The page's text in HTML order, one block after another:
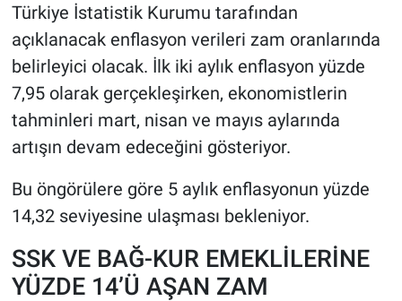
Türkiye İstatistik Kurumu tarafından
açıklanacak enflasyon verileri zam oranlarında
belirleyici olacak. İlk iki aylık enflasyon yüzde
7,95 olarak gerçekleşirken, ekonomistlerin
tahminleri mart, nisan ve mayıs aylarında
artışın devam edeceğini gösteriyor.
Bu öngörülere göre 5 aylık enflasyonun yüzde
14,32 seviyesine ulaşması bekleniyor.
SSK VE BAĞ-KUR EMEKLİLERİNE
YÜZDE 14’Ü AŞAN ZAM
MAGAZİN
Bilim, Teknoloji